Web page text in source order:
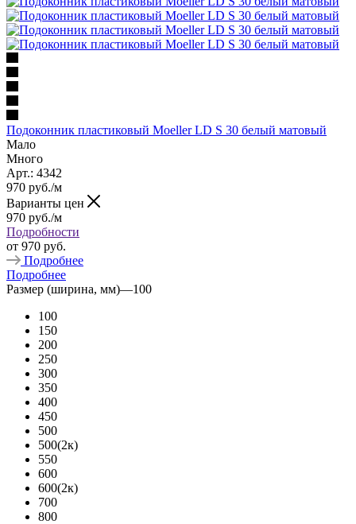
Подоконник пластиковый Moeller LD S 30 белый матовый
Мало
Много
Арт.: 4342
970 руб./м
Варианты цен
970 руб./м
Подробности
от 970 руб.
Подробнее
Подробнее
Размер (ширина, мм)—100
100
150
200
250
300
350
400
450
500
500(2к)
550
600
600(2к)
700
800